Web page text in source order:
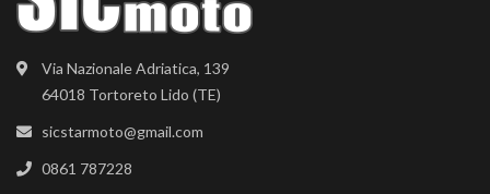
Via Nazionale Adriatica, 139
64018 Tortoreto Lido (TE)
sicstarmoto@gmail.com
0861 787228